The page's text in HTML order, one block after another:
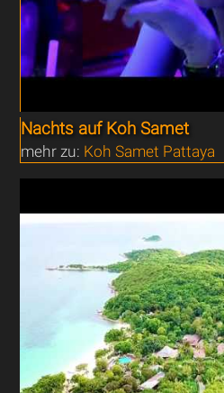
Nachts auf Koh Samet
mehr zu: Koh Samet Pattaya